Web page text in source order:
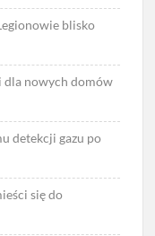
blisko
dla nowych domów
detekcji gazu po
się do